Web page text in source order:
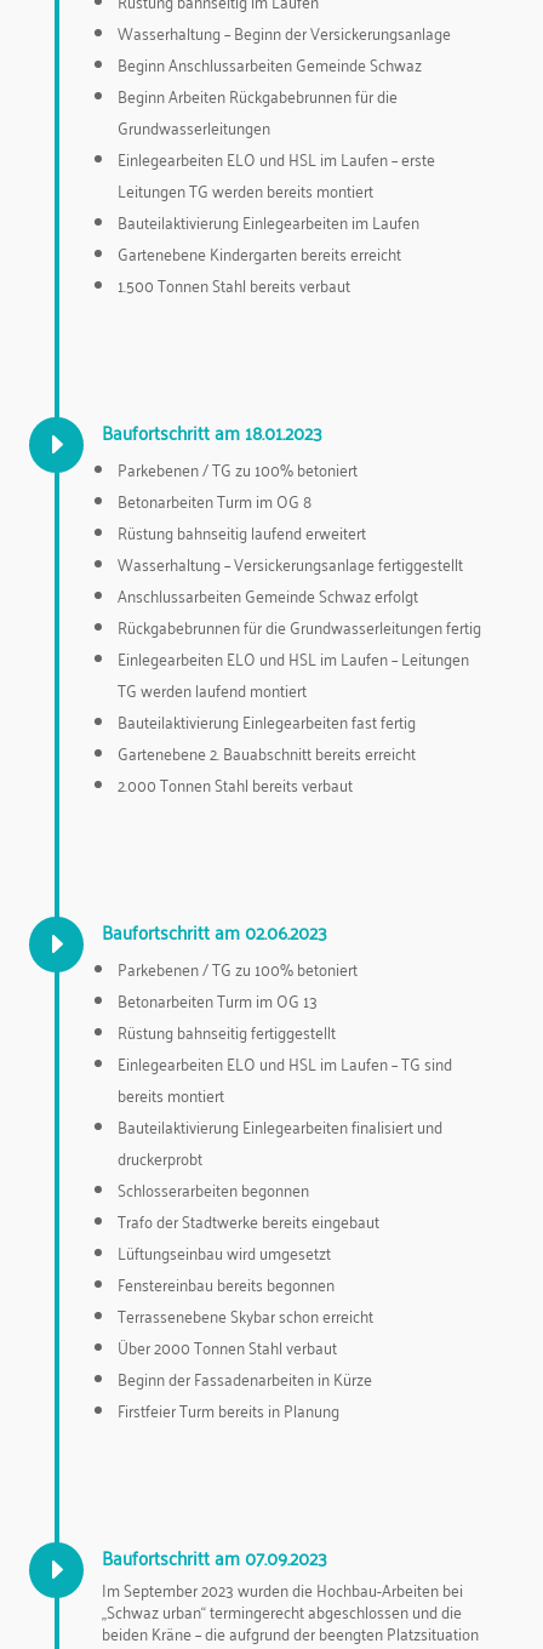
Wasserhaltung – Beginn der Versickerungsanlage
Beginn Anschlussarbeiten Gemeinde Schwaz
Beginn Arbeiten Rückgabebrunnen für die
Grundwasserleitungen
Einlegearbeiten ELO und HSL im Laufen – erste
Leitungen TG werden bereits montiert
Bauteilaktivierung Einlegearbeiten im Laufen
Gartenebene Kindergarten bereits erreicht
1.500 Tonnen Stahl bereits verbaut
E Baufortschritt am 18.01.2023
Parkebenen / TG zu 100% betoniert
Betonarbeiten Turm im OG 8
Rüstung bahnseitig laufend erweitert
Wasserhaltung – Versickerungsanlage fertiggestellt
Anschlussarbeiten Gemeinde Schwaz erfolgt
Rückgabebrunnen für die Grundwasserleitungen fertig
Einlegearbeiten ELO und HSL im Laufen – Leitungen
TG werden laufend montiert
Bauteilaktivierung Einlegearbeiten fast fertig
Gartenebene 2. Bauabschnitt bereits erreicht
2.000 Tonnen Stahl bereits verbaut
E Baufortschritt am 02.06.2023
Parkebenen / TG zu 100% betoniert
Betonarbeiten Turm im OG 13
Rüstung bahnseitig fertiggestellt
Einlegearbeiten ELO und HSL im Laufen – TG sind
bereits montiert
Bauteilaktivierung Einlegearbeiten finalisiert und
druckerprobt
Schlosserarbeiten begonnen
Trafo der Stadtwerke bereits eingebaut
Lüftungseinbau wird umgesetzt
Fenstereinbau bereits begonnen
Terrassenebene Skybar schon erreicht
Über 2000 Tonnen Stahl verbaut
Beginn der Fassadenarbeiten in Kürze
Firstfeier Turm bereits in Planung
E Baufortschritt am 07.09.2023
Im September 2023 wurden die Hochbau-Arbeiten bei
„Schwaz urban“ termingerecht abgeschlossen und die
beiden Kräne – die aufgrund der beengten Platzsituation